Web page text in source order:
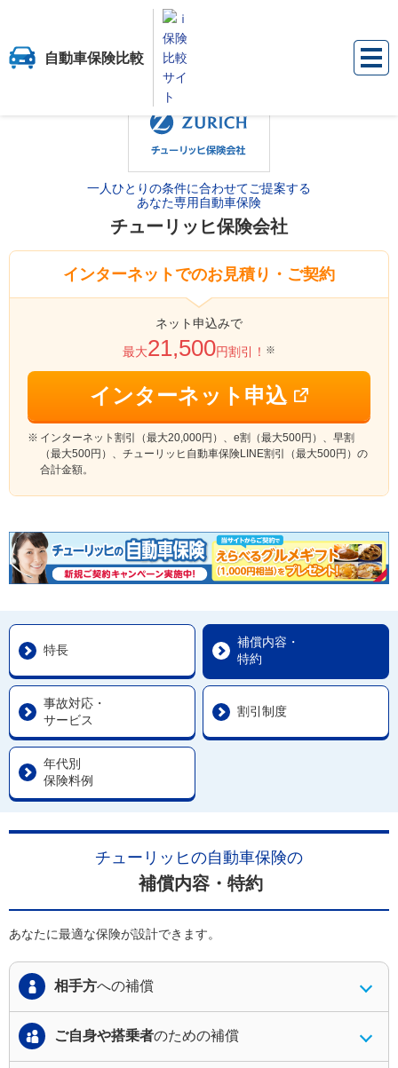
自動車保険比較
保険比較サイト『ｉ保険』 自動車保険比較 チュー
一人ひとりの条件に合わせてご提案する
あなた専用自動車保険
チューリッヒ保険会社
インターネットでのお見積り・ご契約
ネット申込みで
最大21,500円割引！ ※
インターネット申込
インターネット割引（最大20,000円）、e割（最大500円）、早割
（最大500円）、チューリッヒ自動車保険LINE割引（最大500円）の
合計金額。
特長
補償内容・
特約
事故対応・
サービス
割引制度
年代別
保険料例
チューリッヒの自動車保険の
補償内容・特約
あなたに最適な保険が設計できます。
相手方への補償
ご自身や搭乗者のための補償